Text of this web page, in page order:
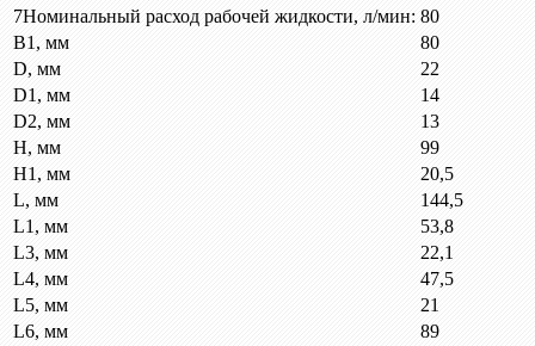
7Номинальный расход рабочей жидкости, л/мин: 80
B1, мм
80
D, мм
22
D1, мм
14
D2, мм
13
H, мм
99
H1, мм
20,5
L, мм
144,5
L1, мм
53,8
L3, мм
22,1
L4, мм
47,5
L5, мм
21
L6, мм
89